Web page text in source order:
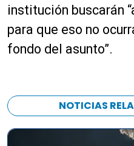
r
d
u
o
r
e
institución buscarán
para que eso no
fondo del asunto”.
NOTICIAS